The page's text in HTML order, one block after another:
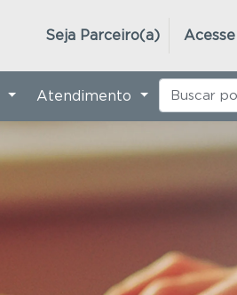
Seja Parceiro(a)
Atendimento